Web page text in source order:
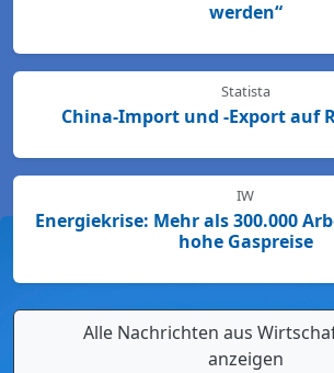
nirgendwo sonst in Deutschland.
Deutschlandtick...
werden“
Statista
China-Import und -Export auf
IW
Energiekrise: Mehr als 300.000
hohe Gaspreise
Alle Nachrichten aus
anzeigen